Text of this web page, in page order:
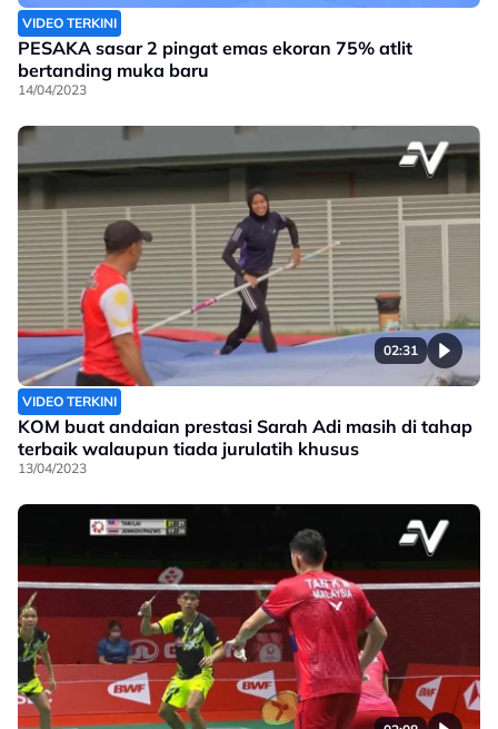
VIDEO TERKINI
PESAKA sasar 2 pingat emas ekoran 75% atlit
bertanding muka baru
14/04/2023
02:31
VIDEO TERKINI
KOM buat andaian prestasi Sarah Adi masih di tahap
terbaik walaupun tiada jurulatih khusus
13/04/2023